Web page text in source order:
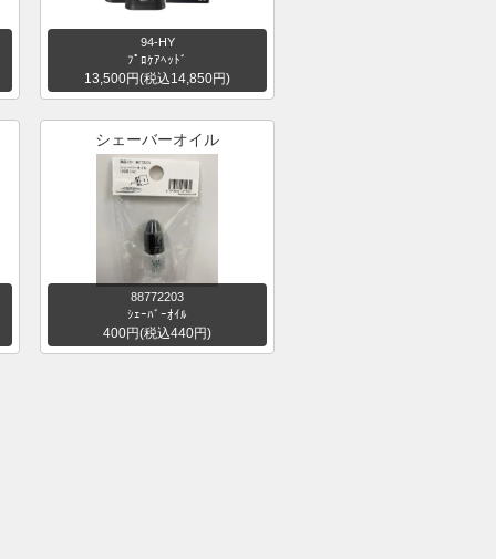
94-HY
ﾌﾟﾛｹｱﾍｯﾄﾞ
13,500円(税込14,850円)
シェーバーオイル
88772203
ｼｪｰﾊﾞｰｵｲﾙ
400円(税込440円)